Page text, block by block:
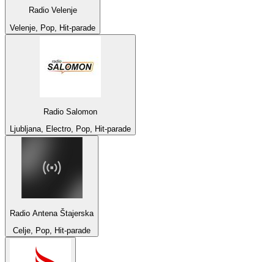
Radio Velenje
Velenje, Pop, Hit-parade
Radio Salomon
Ljubljana, Electro, Pop, Hit-parade
Radio Antena Štajerska
Celje, Pop, Hit-parade